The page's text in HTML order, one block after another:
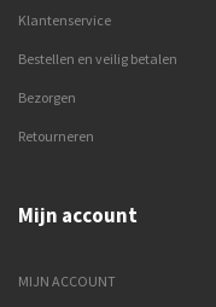
Klantenservice
Bestellen en veilig betalen
Bezorgen
Retourneren
Mijn account
MIJN ACCOUNT